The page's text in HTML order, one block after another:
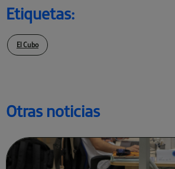
Otras noticias
Etiquetas:
El Cubo